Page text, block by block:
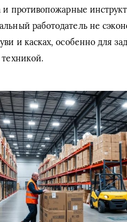
и противопожарные
работодатель не
и касках, особенно для